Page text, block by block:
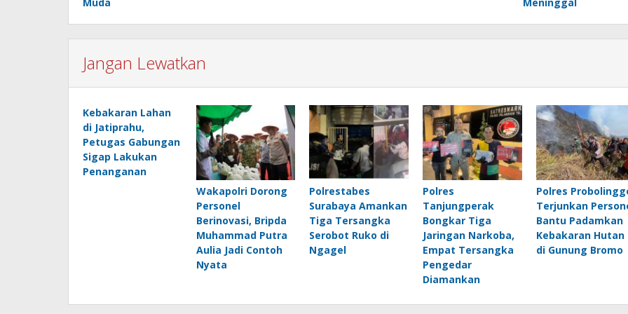
Muda Meninggal
Jangan Lewatkan
Kebakaran Lahan
di Jatiprahu,
Petugas Gabungan
Sigap Lakukan
Penanganan
Wakapolri Dorong
Personel
Berinovasi, Bripda
Muhammad Putra
Aulia Jadi Contoh
Nyata
Polrestabes
Surabaya Amankan
Tiga Tersangka
Serobot Ruko di
Ngagel
Polres
Tanjungperak
Bongkar Tiga
Jaringan Narkoba,
Empat Tersangka
Pengedar
Diamankan
Polres
Terjunkan
Bantu Padamkan
Kebakaran Hutan
di Gunung Bromo